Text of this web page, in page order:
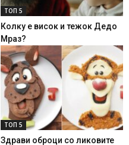
ТОП 5
Колку е висок и тежок Дедо
Мраз?
ТОП 5
Здрави оброци со ликовите